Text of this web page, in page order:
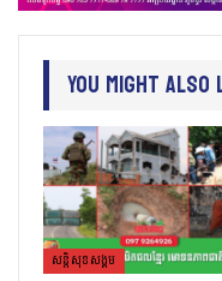
You Might Also
សន្តិសុខសង្គម